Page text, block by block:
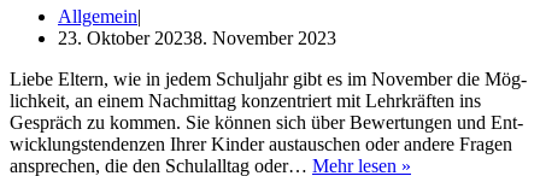
Allgemein
23. Oktober 20238. November 2023
Lie­be Eltern, wie in jedem Schul­jahr gibt es im Novem­ber die Mög­
lich­keit, an einem Nach­mit­tag kon­zen­triert mit Lehr­kräf­ten ins
Gespräch zu kom­men. Sie kön­nen sich über Bewer­tun­gen und Ent­
wick­lungs­ten­den­zen Ihrer Kin­der aus­tau­schen oder ande­re Fra­gen
anspre­chen, die den Schul­all­tag oder… Mehr lesen »